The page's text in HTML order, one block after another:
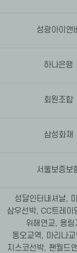
성광아이앤
하나은행
회원조합
삼성화재
서울보증보
성달인터내셔날,
삼우선박, CC트레이
위해연교, 용림
동오교역, 마리나
지스코선박, 팬월드